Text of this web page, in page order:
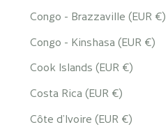
Congo - Brazzaville (EUR €)
Congo - Kinshasa (EUR €)
Cook Islands (EUR €)
Costa Rica (EUR €)
Côte d’Ivoire (EUR €)